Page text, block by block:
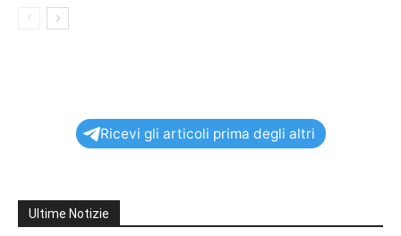
Ricevi gli articoli prima degli altri
Ultime Notizie